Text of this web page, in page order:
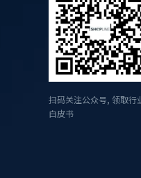
扫码关注公众号, 领取行
白皮书